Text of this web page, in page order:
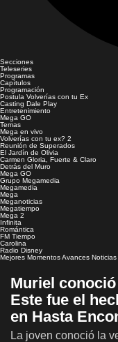
Secciones
Teleseries
Programas
Capítulos
Programación
Postula Volverías con tu Ex
Casting Dale Play
Entretenimiento
Mega GO
Temas
Mega en vivo
Volverías con tu ex? 2
Reunión de Superados
El Jardín de Olivia
Carmen Gloria, Fuerte & Claro
Detrás del Muro
Mega GO
Grupo Megamedia
Megamedia
Mega
Meganoticias
Megatiempo
Mega 2
Infinita
Romántica
FM Tiempo
Carolina
Radio Disney
Mejores MomentosAvances Noticias
Muriel
Este fue el
en Hasta
La joven conoció la